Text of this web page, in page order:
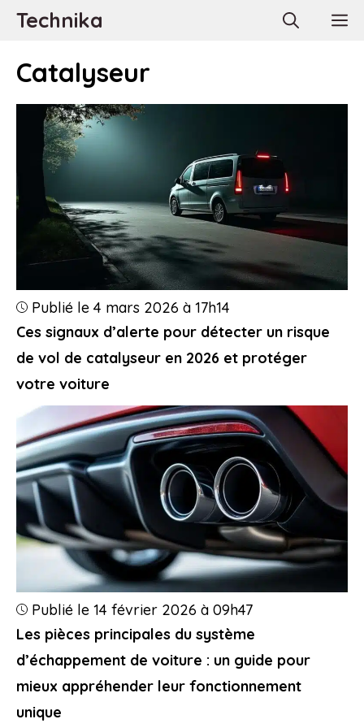
AllerTechnika
Catalyseur
Ces signaux d’alerte pour détecter un risque
de vol de catalyseur en 2026 et protéger
votre voiture
Publié le 4 mars 2026 à 17h14
Les pièces principales du système
d’échappement de voiture : un guide pour
mieux appréhender leur fonctionnement
unique
Publié le 14 février 2026 à 09h47